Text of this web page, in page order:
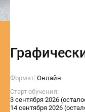
Формат:Онлайн
Старт обучения:
3 сентября 2026
14 сентября 2026